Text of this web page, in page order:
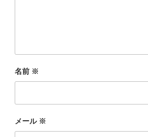
名前 ※
メール ※